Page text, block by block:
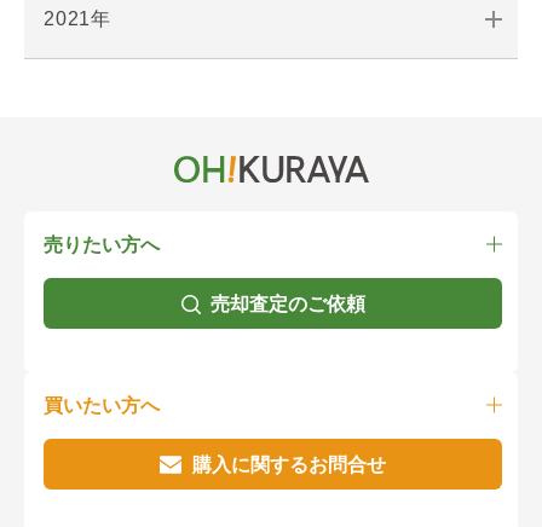
2021年
売りたい方へ
売却査定のご依頼
買いたい方へ
購入に関するお問合せ